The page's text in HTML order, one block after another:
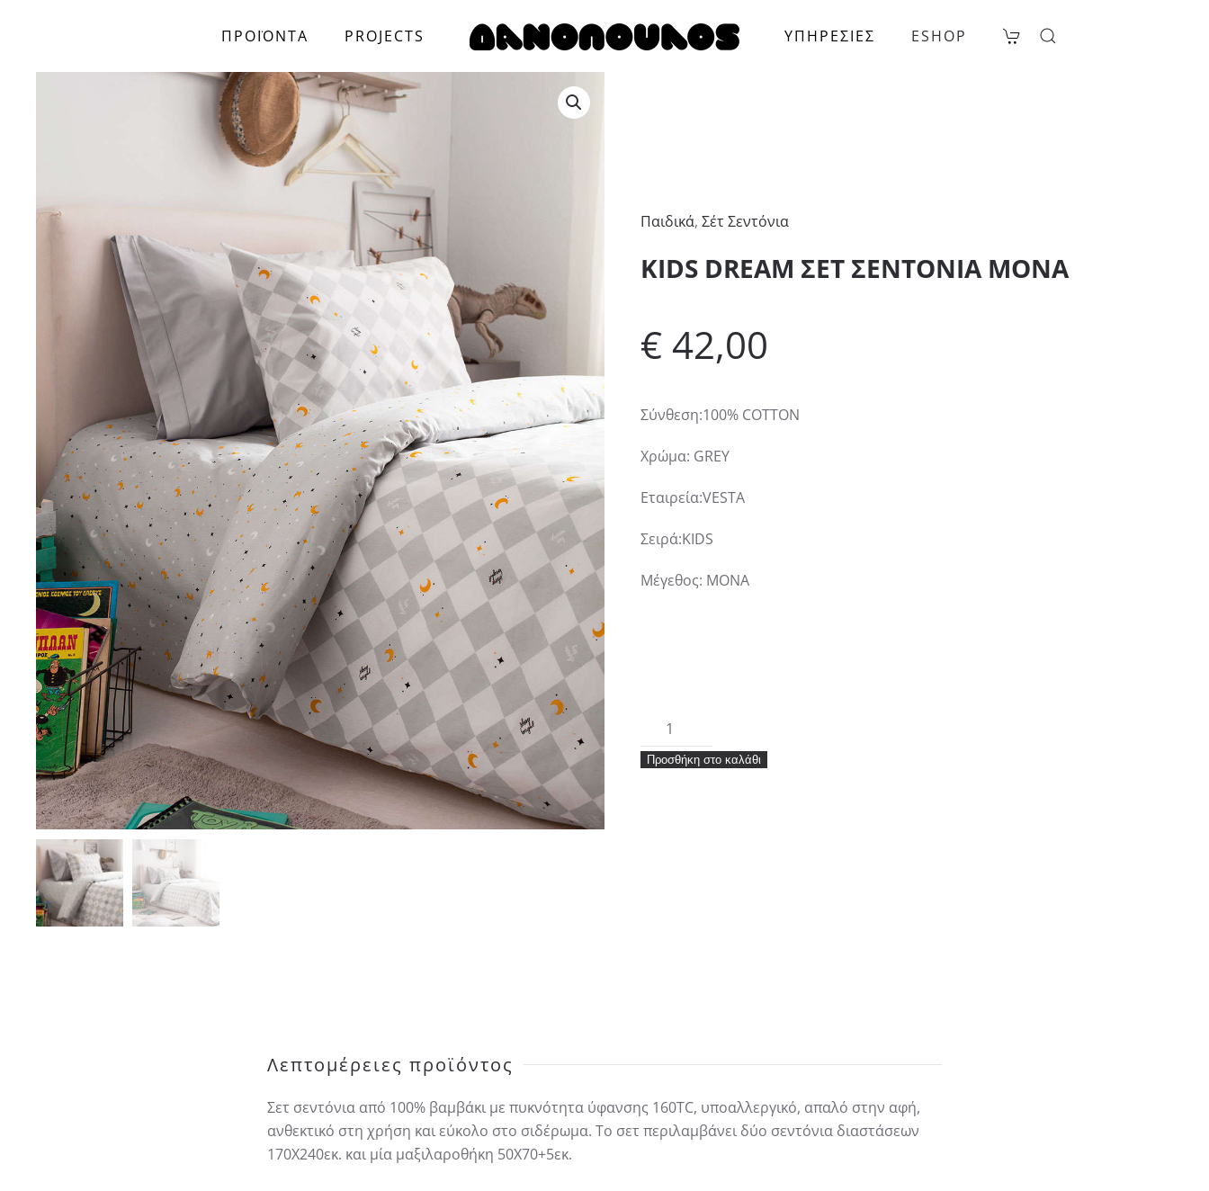
ΠΡΟΪΟΝΤΑ PROJECTS ΥΠΗΡΕΣΙΕΣ ESHOP
Παιδικά, Σέτ Σεντόνια
KIDS DREAM ΣΕΤ ΣΕΝΤΟΝΙΑ ΜΟΝΑ
€ 42,00
Σύνθεση:100% COTTON
Χρώμα: GREY
Εταιρεία:VESTA
Σειρά:KIDS
Μέγεθος: ΜΟΝΑ
KIDS
DREAM
ΣΕΤ
Προσθήκη στο καλάθι
Λεπτομέρειες προϊόντος
Σετ σεντόνια από 100% βαμβάκι με πυκνότητα ύφανσης 160TC, υποαλλεργικό, απαλό στην αφή,
ανθεκτικό στη χρήση και εύκολο στο σιδέρωμα. Το σετ περιλαμβάνει δύο σεντόνια διαστάσεων
170Χ240εκ. και μία μαξιλαροθήκη 50Χ70+5εκ.